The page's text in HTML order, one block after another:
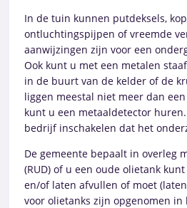
In de tuin kunnen putdeksels,
ontluchtingspijpen of vreemde
aanwijzingen zijn voor een
Ook kunt u met een metalen
in de buurt van de kelder of de
liggen meestal niet meer dan
kunt u een metaaldetector
bedrijf inschakelen dat het
De gemeente bepaalt in overleg
(RUD) of u een oude olietank
en/of laten afvullen of moet
voor olietanks zijn opgenomen